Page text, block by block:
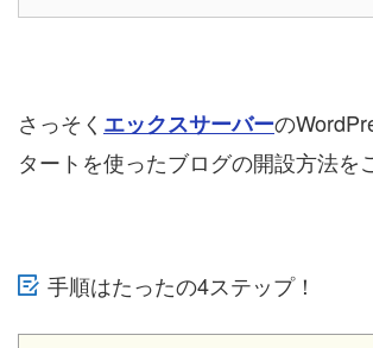
さっそく エックスサーバーの
タートを使ったブログの開設方法を
手順はたったの4ステップ！